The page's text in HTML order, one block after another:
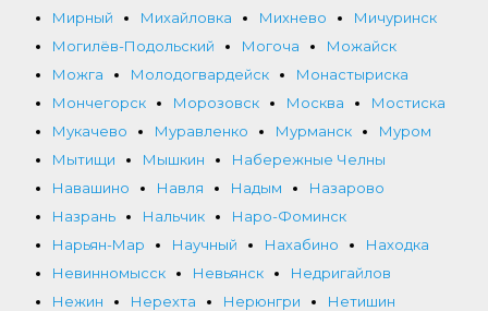
Мирный
Михайловка Михнево
Мичуринск
Могилёв-Подольский
Могоча
Можайск
Можга
Молодогвардейск
Монастыриска
Мончегорск
Морозовск Москва
Мостиска
Мукачево
Муравленко Мурманск
Муром
Мытищи
Мышкин
Набережные Челны
Навашино
Навля Надым
Назарово
Назрань
Нальчик
Наро-Фоминск
Нарьян-Мар
Научный Нахабино
Находка
Невинномысск
Невьянск
Недригайлов
Нежин
Нерехта Нерюнгри
Нетишин